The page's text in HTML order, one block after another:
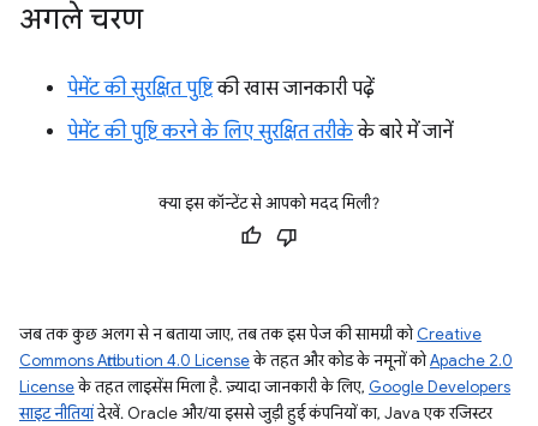
अगले चरण
पेमेंट की सुरक्षित पुष्टिकी खास जानकारी पढ़ें
पेमेंट की पुष्टि करने के लिए सुरक्षित तरीकेके बारे में जानें
क्या इस कॉन्टेंट से आपको मदद मिली?
जब तक कुछ अलग से न बताया जाए, तब तक इस पेज की सामग्री कोCreative
Commons Attribution 4.0 Licenseके तहत और कोड के नमूनों कोApache 2.0
Licenseके तहत लाइसेंस मिला है. ज़्यादा जानकारी के लिए, Google Developers
साइट नीतियांदेखें. Oracle और/या इससे जुड़ी हुई कंपनियों का, Java एक रजिस्टर